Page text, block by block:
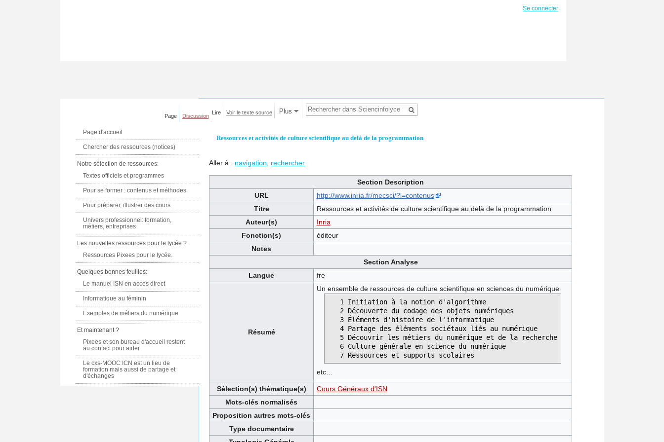
Ressources et activités de culture scientifique au delà de la programmation
Aller à : navigation rechercher
Section Description
URL
http://www.inria.fr/mecsci/?l=contenus
Titre
Ressources et activités de culture scientifique au delà de la programmation
Auteur(s)
Inria
Fonction(s)
éditeur
Notes
Section Analyse
Langue
fre
Résumé
Un ensemble de ressources de culture scientifique en sciences du numérique
etc…
Sélection(s) thématique(s)
Cours Généraux d'ISN
Mots-clés normalisés
Proposition autres mots-clés
Type documentaire
Se connecter
Page Discussion
Lire Voir le texte source Plus
Page d'accueil
Chercher des ressources (notices)
Notre sélection de ressources:
Textes officiels et programmes
Pour se former : contenus et méthodes
Pour préparer, illustrer des cours
Univers professionnel: formation,
métiers, entreprises
Les nouvelles ressources pour le lycée ?
Ressources Pixees pour le lycée.
Quelques bonnes feuilles:
Le manuel ISN en accès direct
Informatique au féminin
Exemples de métiers du numérique
Et maintenant ?
Pixees et son bureau d'accueil restent
au contact pour aider
Le cxs-MOOC ICN est un lieu de
formation mais aussi de partage et
d'échanges